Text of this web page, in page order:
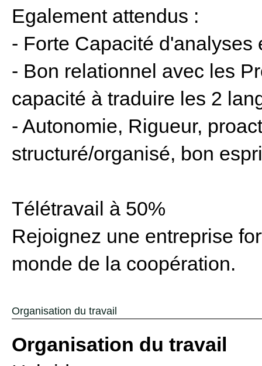
Egalement attendus :
- Forte Capacité d'analyses
- Bon relationnel avec les
capacité à traduire les 2
- Autonomie, Rigueur,
structuré/organisé, bon
Télétravail à 50%
Rejoignez une entreprise
monde de la coopération.
Organisation du travail
Organisation du travail